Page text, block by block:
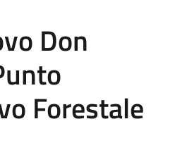
Don
Forestale